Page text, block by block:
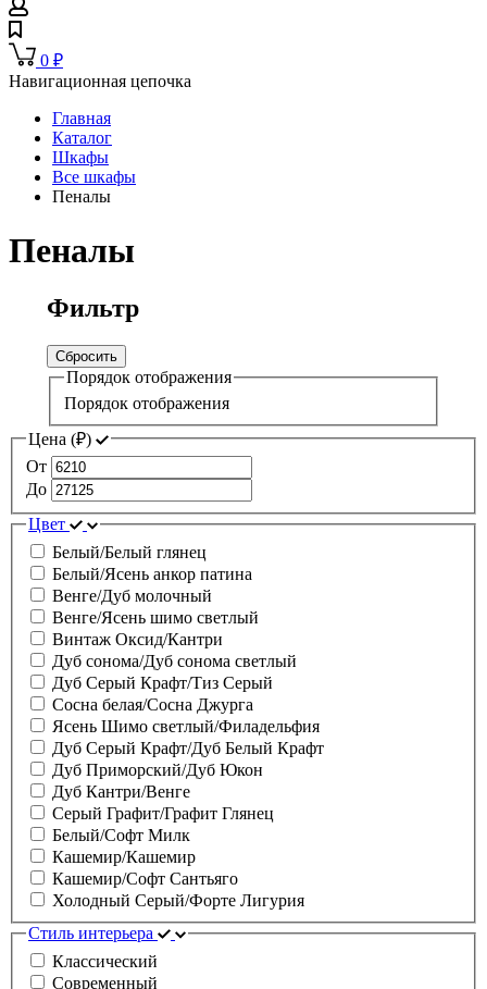
0 ₽
Навигационная цепочка
Главная
Каталог
Шкафы
Все шкафы
Пеналы
Пеналы
Фильтр
Сбросить
Порядок отображения
Порядок отображения
Цена (₽)
От
До
Цвет
Белый/Белый глянец
Белый/Ясень анкор патина
Венге/Дуб молочный
Венге/Ясень шимо светлый
Винтаж Оксид/Кантри
Дуб сонома/Дуб сонома светлый
Дуб Серый Крафт/Тиз Серый
Сосна белая/Сосна Джурга
Ясень Шимо светлый/Филадельфия
Дуб Серый Крафт/Дуб Белый Крафт
Дуб Приморский/Дуб Юкон
Дуб Кантри/Венге
Серый Графит/Графит Глянец
Белый/Софт Милк
Кашемир/Кашемир
Кашемир/Софт Сантьяго
Холодный Серый/Форте Лигурия
Стиль интерьера
Классический
Современный